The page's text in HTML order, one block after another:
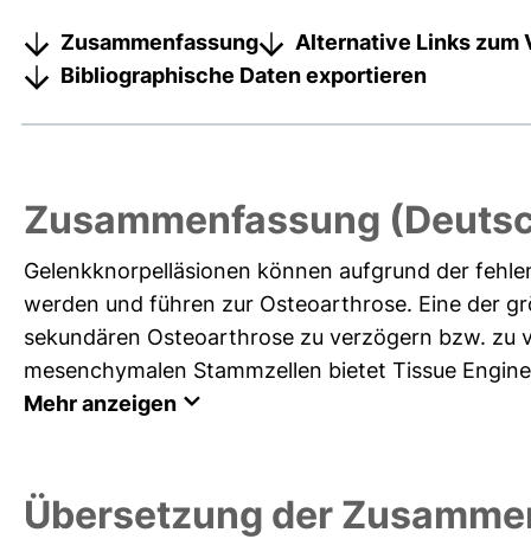
Zusammenfassung
Alternative Links zum
Bibliographische Daten exportieren
Zusammenfassung
Gelenkknorpelläsionen können aufgrund der
werden und führen zur Osteoarthrose. Eine der
sekundären Osteoarthrose zu verzögern bzw.
mesenchymalen Stammzellen bietet Tissue
Mehr anzeigen
Übersetzung der